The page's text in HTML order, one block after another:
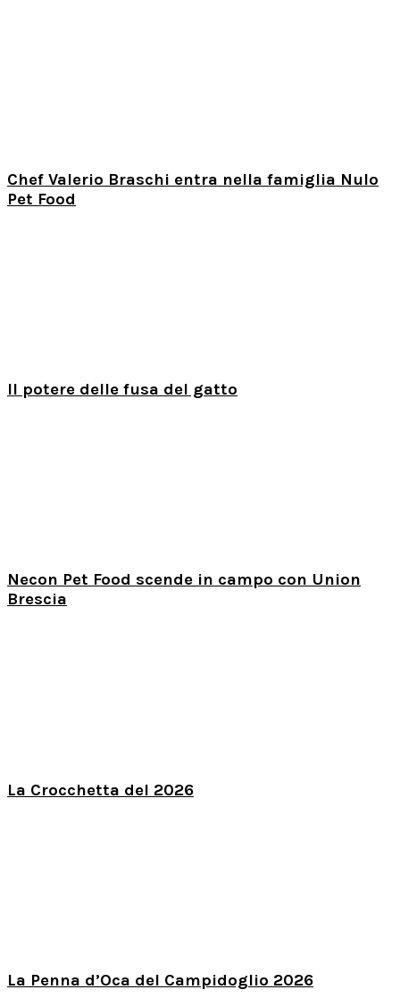
Chef Valerio Braschi entra nella famiglia Nulo
Pet Food
Il potere delle fusa del gatto
Necon Pet Food scende in campo con Union
Brescia
La Crocchetta del 2026
La Penna d’Oca del Campidoglio 2026